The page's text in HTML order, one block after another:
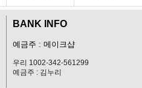
BANK INFO
예금주 : 메이크샵
우리 1002-342-561299
예금주 : 김누리